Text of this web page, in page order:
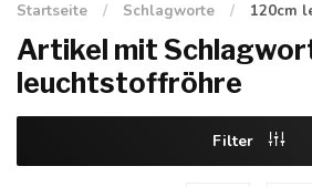
Startseite / Schlagworte / 120cm
Artikel mit
leuchtstoffröhre
Filter